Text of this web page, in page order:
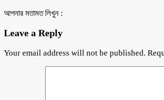
আপনার মতামত লিখুন :
Leave a Reply
Your email address will not be published.